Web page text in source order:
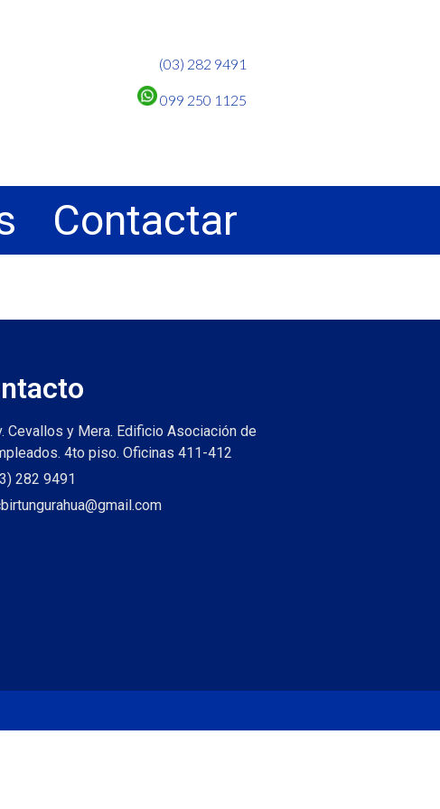
(03) 282 9491
099 250 1125
Contactar
Cevallos y Mera. Edificio Asociación de
4to piso. Oficinas 411-412
282 9491